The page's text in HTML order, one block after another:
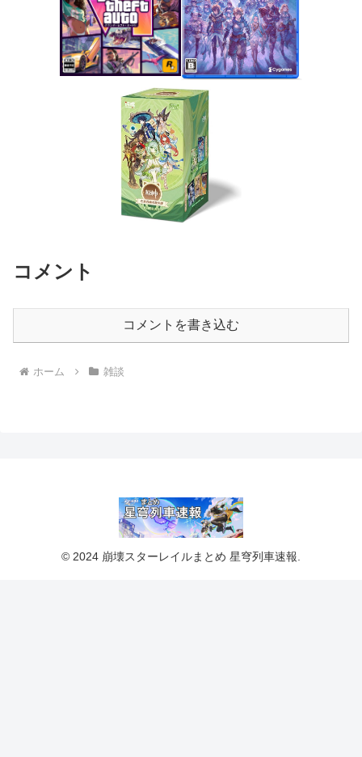
コメント
コメントを書き込む
ホーム 雑談
© 2024 崩壊スターレイルまとめ 星穹列車速報.